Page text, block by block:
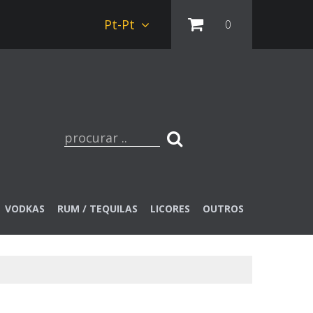
0
Pt-Pt
VODKAS RUM / TEQUILAS LICORES OUTROS